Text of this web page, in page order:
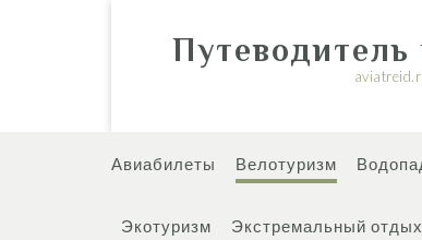
Путеводитель
Авиабилеты Велотуризм
Экотуризм Экстремальный отдых